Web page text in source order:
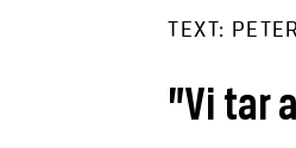
TEXT:
”Vi tar